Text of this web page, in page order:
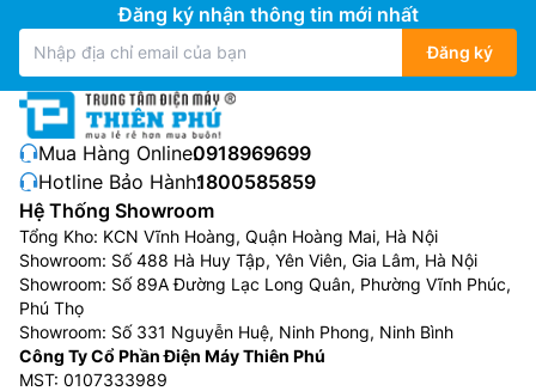
Đăng ký nhận thông tin mới nhất
Đăng ký
Mua Hàng Online:0918969699
Hotline Bảo Hành:1800585859
Hệ Thống Showroom
Tổng Kho: KCN Vĩnh Hoàng, Quận Hoàng Mai, Hà Nội
Showroom: Số 488 Hà Huy Tập, Yên Viên, Gia Lâm, Hà Nội
Showroom: Số 89A Đường Lạc Long Quân, Phường Vĩnh Phúc,
Phú Thọ
Showroom: Số 331 Nguyễn Huệ, Ninh Phong, Ninh Bình
Công Ty Cổ Phần Điện Máy Thiên Phú
MST: 0107333989